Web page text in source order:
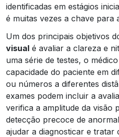
identificadas em estágios
é muitas vezes a chave para
Um dos principais objetivos
visual é avaliar a clareza e
uma série de testes, o
capacidade do paciente em
ou números a diferentes
exames podem incluir a
verifica a amplitude da visão
detecção precoce de
ajudar a diagnosticar e tratar